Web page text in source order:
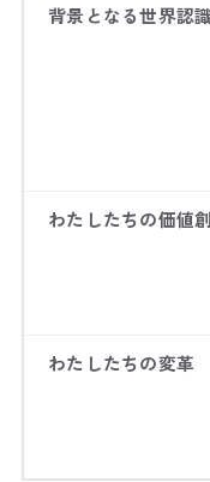
背景となる世界認
わたしたちの価値
わたしたちの変革